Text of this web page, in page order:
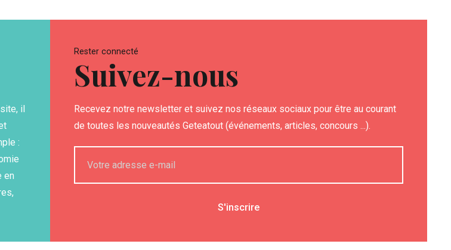
il
:
en
Rester connecté
Suivez-nous
Recevez notre newsletter et suivez nos réseaux sociaux pour être au courant
de toutes les nouveautés Geteatout (événements, articles, concours ...).